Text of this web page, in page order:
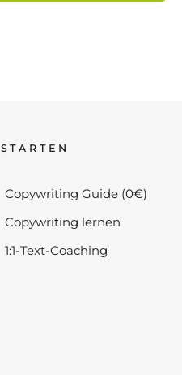
STARTEN
Copywriting Guide (0€)
Copywriting lernen
1:1-Text-Coaching